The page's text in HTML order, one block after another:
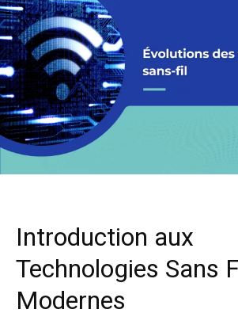
Introduction aux
Technologies Sans
Modernes